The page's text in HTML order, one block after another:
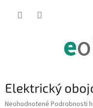
Elektrický
Priemerné
Neohodnotené Podrobnosti